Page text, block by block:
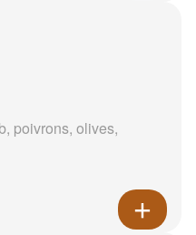
poivrons, olives,